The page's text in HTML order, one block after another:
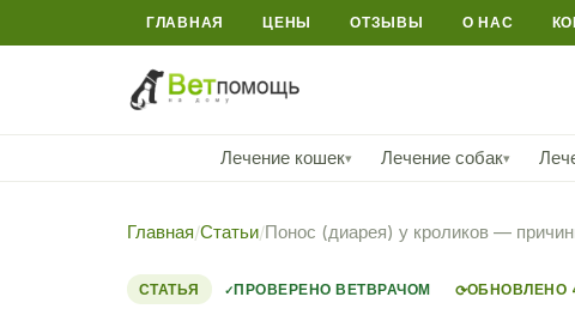
ГЛАВНАЯ ЦЕНЫ ОТЗЫВЫ О НАС
Лечение кошек▾ Лечение собак▾
Главная/Статьи/Понос (диарея) у кроликов —
СТАТЬЯ ПРОВЕРЕНО ВЕТВРАЧОМ ⟳ОБНОВЛЕНО